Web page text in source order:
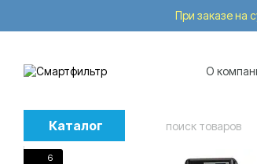
При заказе на
О
Каталог
6